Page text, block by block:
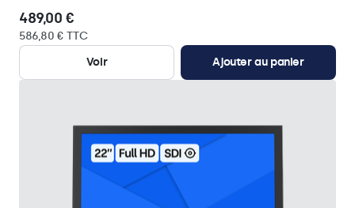
489,00 €
586,80 € TTC
Voir
Ajouter au panier